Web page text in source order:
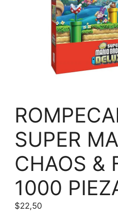
SUPER
CHAOS &
1000
$22,50